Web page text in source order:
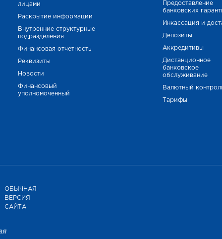
лицами
Раскрытие информации
Внутренние структурные
подразделения
Финансовая отчетность
Реквизиты
Новости
Финансовый
уполномоченный
Предоставление
банковских
Инкассация и
Депозиты
Аккредитивы
Дистанционное
банковское
обслуживание
Валютный
Тарифы
ОБЫЧНАЯ
ВЕРСИЯ
САЙТА